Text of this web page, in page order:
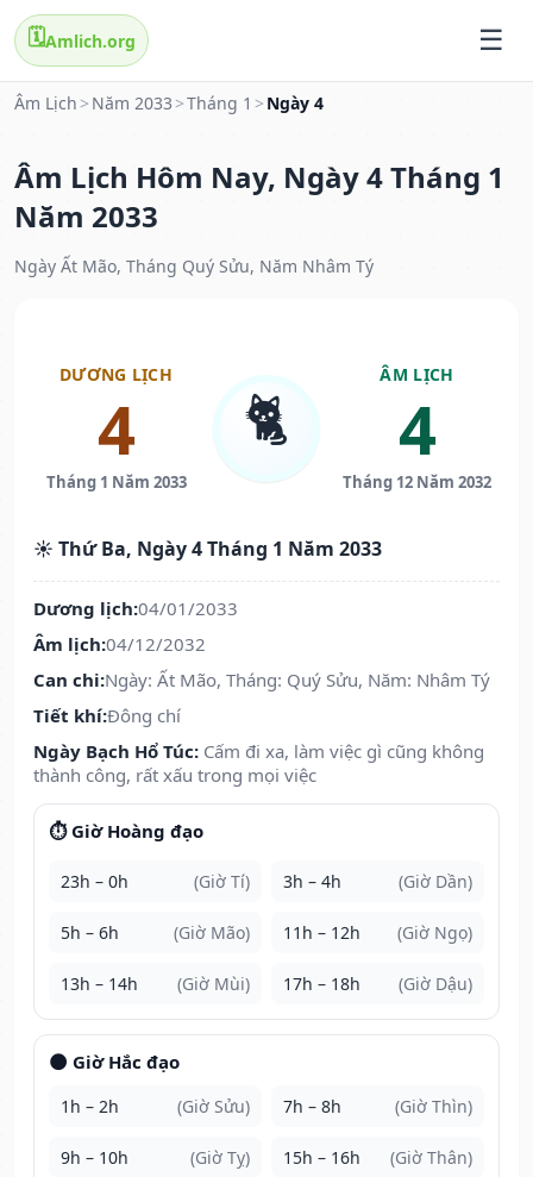
🗓️Amlich.org
Âm Lịch > Năm 2033 >Tháng 1 > Ngày 4
Âm Lịch Hôm Nay, Ngày 4 Tháng 1
Năm 2033
Ngày Ất Mão, Tháng Quý Sửu, Năm Nhâm Tý
DƯƠNG LỊCH
4
Tháng 1 Năm 2033
🐈
ÂM LỊCH
4
Tháng 12 Năm 2032
☀️ Thứ Ba, Ngày 4 Tháng 1 Năm 2033
Dương lịch:04/01/2033
Âm lịch:04/12/2032
Can chi:Ngày: Ất Mão, Tháng: Quý Sửu, Năm: Nhâm Tý
Tiết khí:Đông chí
Ngày Bạch Hổ Túc: Cấm đi xa, làm việc gì cũng không
thành công, rất xấu trong mọi việc
⏱️ Giờ Hoàng đạo
23h – 0h (Giờ Tí) 3h – 4h (Giờ Dần)
5h – 6h (Giờ Mão) 11h – 12h (Giờ Ngọ)
13h – 14h (Giờ Mùi) 17h – 18h (Giờ Dậu)
🌑 Giờ Hắc đạo
1h – 2h (Giờ Sửu) 7h – 8h (Giờ Thìn)
9h – 10h (Giờ Tỵ) 15h – 16h (Giờ Thân)